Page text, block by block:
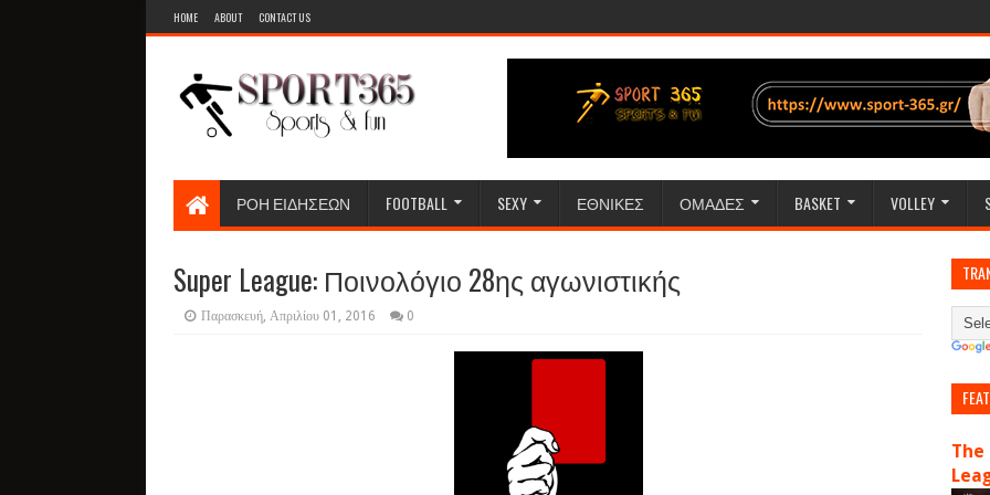
HOME ABOUT CONTACT US
ΡΟΗ ΕΙΔΗΣΕΩΝ FOOTBALL SEXY ΕΘΝΙΚΕΣ ΟΜΑΔΕΣ BASKET VOLLEY
Super League: Ποινολόγιο 28ης αγωνιστικής
Παρασκευή, Απριλίου 01, 2016 0
The